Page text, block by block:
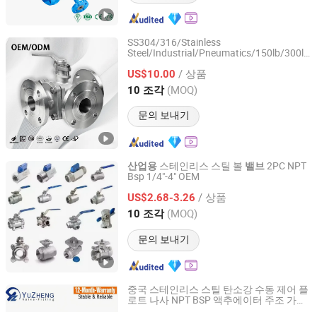
SS304/316/Stainless
Steel/Industrial/Pneumatics/150lb/
US$10.00 / 상품
10 조각 (MOQ)
문의 보내기
Zhejiang Zhitong Pipe Valve Technology Co., Ltd.
Zhejiang, China 이후 2013
산업용 스테인리스 스틸 볼 밸브 2PC NPT
Bsp 1/4"-4" OEM
US$2.68-3.26 / 상품
10 조각 (MOQ)
문의 보내기
Shanghai Power Plant Valve Factory Co., Ltd.
Shanghai, China 이후 2026
중국 스테인리스 스틸 탄소강 수동 제어 플
로트 나사 NPT BSP 액추에이터 주조 가스
Zhejiang Yuzheng Valve Technology Co., Ltd.